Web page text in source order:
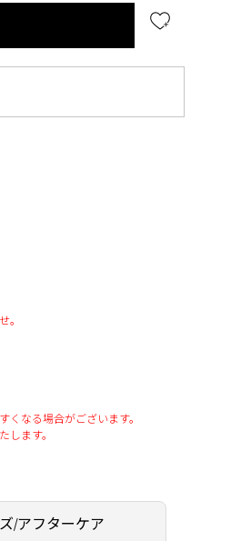
。
なる場合がございます。
します。
/アフターケア